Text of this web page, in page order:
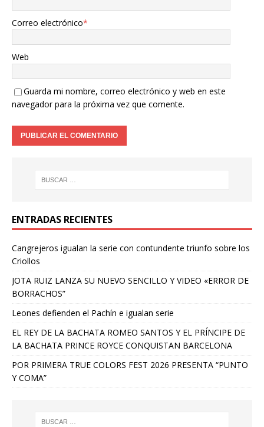
Correo electrónico*
Web
Guarda mi nombre, correo electrónico y web en este
navegador para la próxima vez que comente.
ENTRADAS RECIENTES
Cangrejeros igualan la serie con contundente triunfo sobre los
Criollos
JOTA RUIZ LANZA SU NUEVO SENCILLO Y VIDEO «ERROR DE
BORRACHOS”
Leones defienden el Pachín e igualan serie
EL REY DE LA BACHATA ROMEO SANTOS Y EL PRÍNCIPE DE
LA BACHATA PRINCE ROYCE CONQUISTAN BARCELONA
POR PRIMERA TRUE COLORS FEST 2026 PRESENTA “PUNTO
Y COMA”